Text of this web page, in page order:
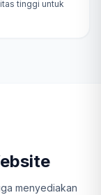
tinggi untuk
menyediakan